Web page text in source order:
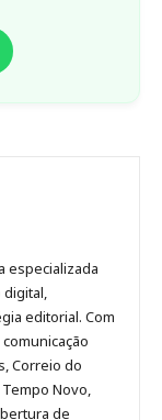
especializada
editorial. Com
Correio do
Novo,
de